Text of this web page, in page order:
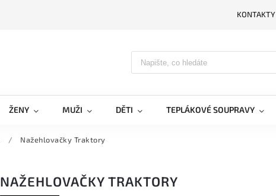
KONTAKTY
ŽENY MUŽI DĚTI TEPLÁKOVÉ SOUPRAVY
/ Nažehlovačky Traktory
NAŽEHLOVAČKY TRAKTORY